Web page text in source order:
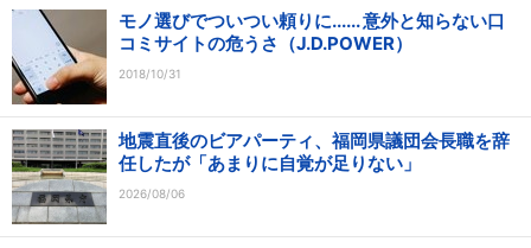
モノ選びでついつい頼りに...... 意外と知らない口
コミサイトの危うさ（J.D.POWER）
2018/10/31
地震直後のビアパーティ、福岡県議団会長職を辞
任したが「あまりに自覚が足りない」
2026/08/06